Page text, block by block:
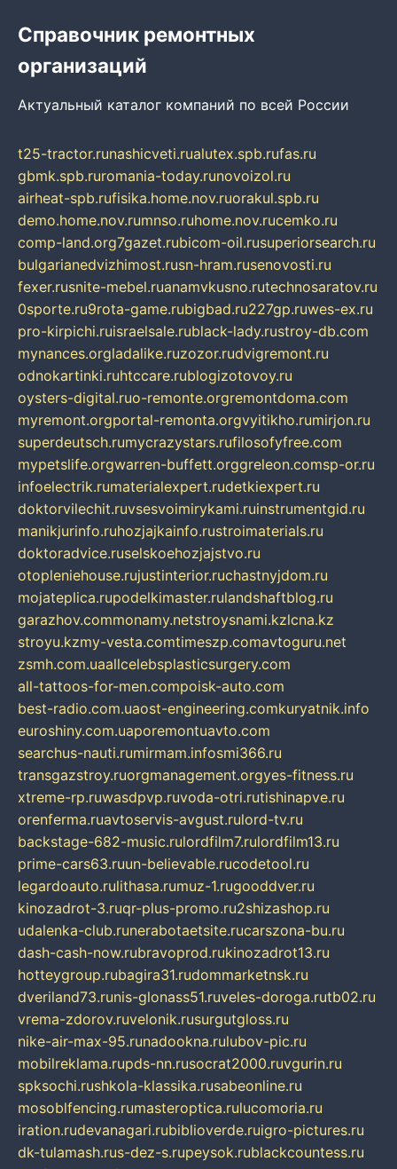
Справочник ремонтных
организаций
Актуальный каталог компаний по всей России
t25-tractor.runashicveti.rualutex.spb.rufas.ru
gbmk.spb.ruromania-today.runovoizol.ru
airheat-spb.rufisika.home.nov.ruorakul.spb.ru
demo.home.nov.rumnso.ruhome.nov.rucemko.ru
comp-land.org7gazet.rubicom-oil.rusuperiorsearch.ru
bulgarianedvizhimost.rusn-hram.rusenovosti.ru
fexer.rusnite-mebel.ruanamvkusno.rutechnosaratov.ru
0sporte.ru9rota-game.rubigbad.ru227gp.ruwes-ex.ru
pro-kirpichi.ruisraelsale.rublack-lady.rustroy-db.com
mynances.orgladalike.ruzozor.rudvigremont.ru
odnokartinki.ruhtccare.rublogizotovoy.ru
oysters-digital.ruo-remonte.orgremontdoma.com
myremont.orgportal-remonta.orgvyitikho.rumirjon.ru
superdeutsch.rumycrazystars.rufilosofyfree.com
mypetslife.orgwarren-buffett.orggreleon.comsp-or.ru
infoelectrik.rumaterialexpert.rudetkiexpert.ru
doktorvilechit.ruvsesvoimirykami.ruinstrumentgid.ru
manikjurinfo.ruhozjajkainfo.rustroimaterials.ru
doktoradvice.ruselskoehozjajstvo.ru
otopleniehouse.rujustinterior.ruchastnyjdom.ru
mojateplica.rupodelkimaster.rulandshaftblog.ru
garazhov.commonamy.netstroysnami.kzlcna.kz
stroyu.kzmy-vesta.comtimeszp.comavtoguru.net
zsmh.com.uaallcelebsplasticsurgery.com
all-tattoos-for-men.compoisk-auto.com
best-radio.com.uaost-engineering.comkuryatnik.info
euroshiny.com.uaporemontuavto.com
searchus-nauti.rumirmam.infosmi366.ru
transgazstroy.ruorgmanagement.orgyes-fitness.ru
xtreme-rp.ruwasdpvp.ruvoda-otri.rutishinapve.ru
orenferma.ruavtoservis-avgust.rulord-tv.ru
backstage-682-music.rulordfilm7.rulordfilm13.ru
prime-cars63.ruun-believable.rucodetool.ru
legardoauto.rulithasa.rumuz-1.rugooddver.ru
kinozadrot-3.ruqr-plus-promo.ru2shizashop.ru
udalenka-club.runerabotaetsite.rucarszona-bu.ru
dash-cash-now.rubravoprod.rukinozadrot13.ru
hotteygroup.rubagira31.rudommarketnsk.ru
dveriland73.runis-glonass51.ruveles-doroga.rutb02.ru
vrema-zdorov.ruvelonik.rusurgutgloss.ru
nike-air-max-95.runadookna.rulubov-pic.ru
mobilreklama.rupds-nn.rusocrat2000.ruvgurin.ru
spksochi.rushkola-klassika.rusabeonline.ru
mosoblfencing.rumasteroptica.rulucomoria.ru
iration.rudevanagari.rubiblioverde.ruigro-pictures.ru
dk-tulamash.rus-dez-s.rupeysok.rublackcountess.ru